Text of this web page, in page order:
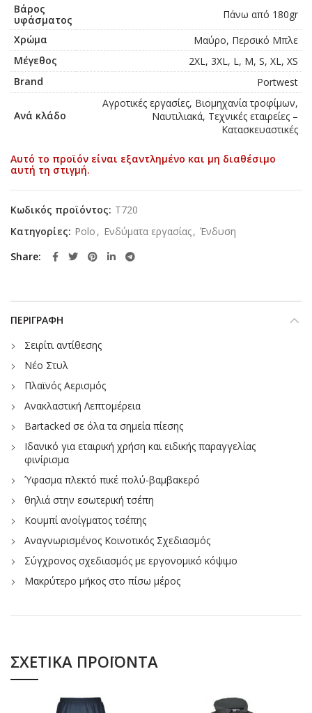
Βάρος
υφάσματος
Πάνω από 180gr
Χρώμα
Μαύρο, Περσικό Μπλε
Μέγεθος
2XL, 3XL, L, M, S, XL, XS
Brand
Portwest
Ανά κλάδο
Αγροτικές εργασίες, Βιομηχανία τροφίμων,
Ναυτιλιακά, Τεχνικές εταιρείες –
Κατασκευαστικές
Αυτό το προϊόν είναι εξαντλημένο και μη διαθέσιμο
αυτή τη στιγμή.
Κωδικός προϊόντος: T720
Κατηγορίες: Polo , Ενδύματα εργασίας, Ένδυση
Share
ΠΕΡΙΓΡΑΦΉ
Σειρίτι αντίθεσης
Νέο Στυλ
Πλαϊνός Αερισμός
Ανακλαστική Λεπτομέρεια
Bartacked σε όλα τα σημεία πίεσης
Ιδανικό για εταιρική χρήση και ειδικής παραγγελίας
φινίρισμα
Ύφασμα πλεκτό πικέ πολύ-βαμβακερό
θηλιά στην εσωτερική τσέπη
Κουμπί ανοίγματος τσέπης
Αναγνωρισμένος Κοινοτικός Σχεδιασμός
Σύγχρονος σχεδιασμός με εργονομικό κόψιμο
Μακρύτερο μήκος στο πίσω μέρος
ΣΧΕΤΙΚΆ ΠΡΟΪΌΝΤΑ